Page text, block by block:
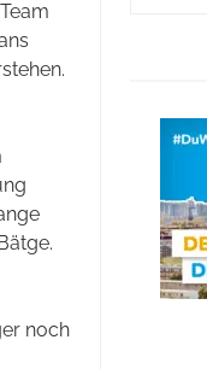
noch